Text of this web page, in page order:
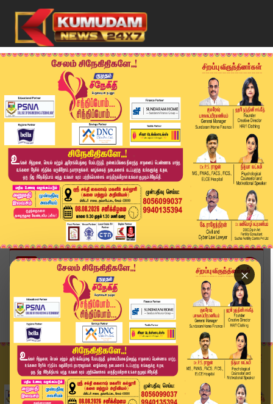
×
Home
வீடியோ ஸ்டோரி
தேவைப்பட்டால் கேப்டனை போல்.. முதல்வர் விஜய்க்கு...